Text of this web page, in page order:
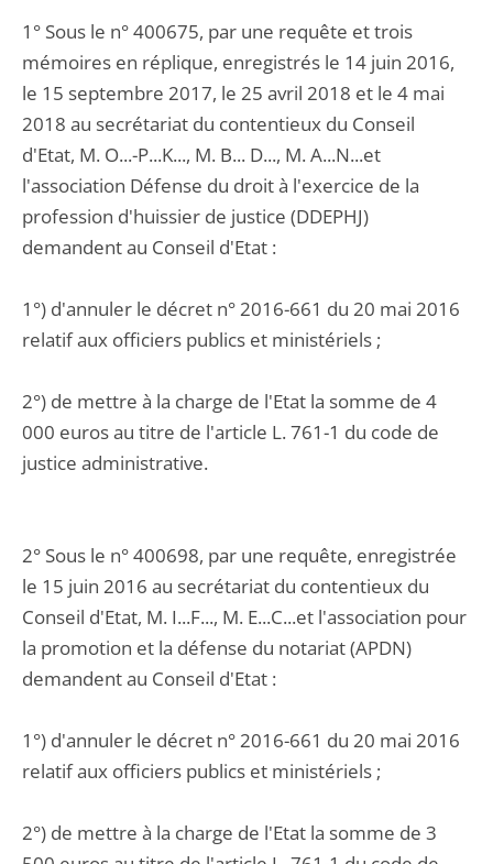
1° Sous le n° 400675, par une requête et trois
mémoires en réplique, enregistrés le 14 juin 2016,
le 15 septembre 2017, le 25 avril 2018 et le 4 mai
2018 au secrétariat du contentieux du Conseil
d'Etat, M. O...-P...K..., M. B... D..., M. A...N...et
l'association Défense du droit à l'exercice de la
profession d'huissier de justice (DDEPHJ)
demandent au Conseil d'Etat :
1°) d'annuler le décret n° 2016-661 du 20 mai 2016
relatif aux officiers publics et ministériels ;
2°) de mettre à la charge de l'Etat la somme de 4
000 euros au titre de l'article L. 761-1 du code de
justice administrative.
2° Sous le n° 400698, par une requête, enregistrée
le 15 juin 2016 au secrétariat du contentieux du
Conseil d'Etat, M. I...F..., M. E...C...et l'association pour
la promotion et la défense du notariat (APDN)
demandent au Conseil d'Etat :
1°) d'annuler le décret n° 2016-661 du 20 mai 2016
relatif aux officiers publics et ministériels ;
2°) de mettre à la charge de l'Etat la somme de 3